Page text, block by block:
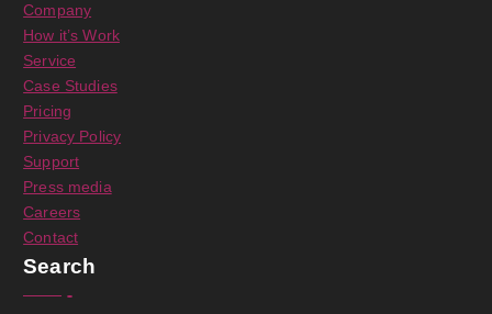
Company
How it’s Work
Service
Case Studies
Pricing
Privacy Policy
Support
Press media
Careers
Contact
Search